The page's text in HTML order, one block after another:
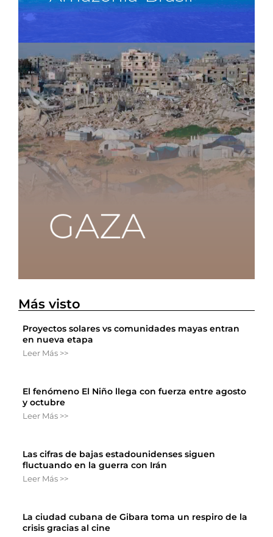
Más visto
Proyectos solares vs comunidades mayas entran
en nueva etapa
Leer Más >>
El fenómeno El Niño llega con fuerza entre agosto
y octubre
Leer Más >>
Las cifras de bajas estadounidenses siguen
fluctuando en la guerra con Irán
Leer Más >>
La ciudad cubana de Gibara toma un respiro de la
crisis gracias al cine